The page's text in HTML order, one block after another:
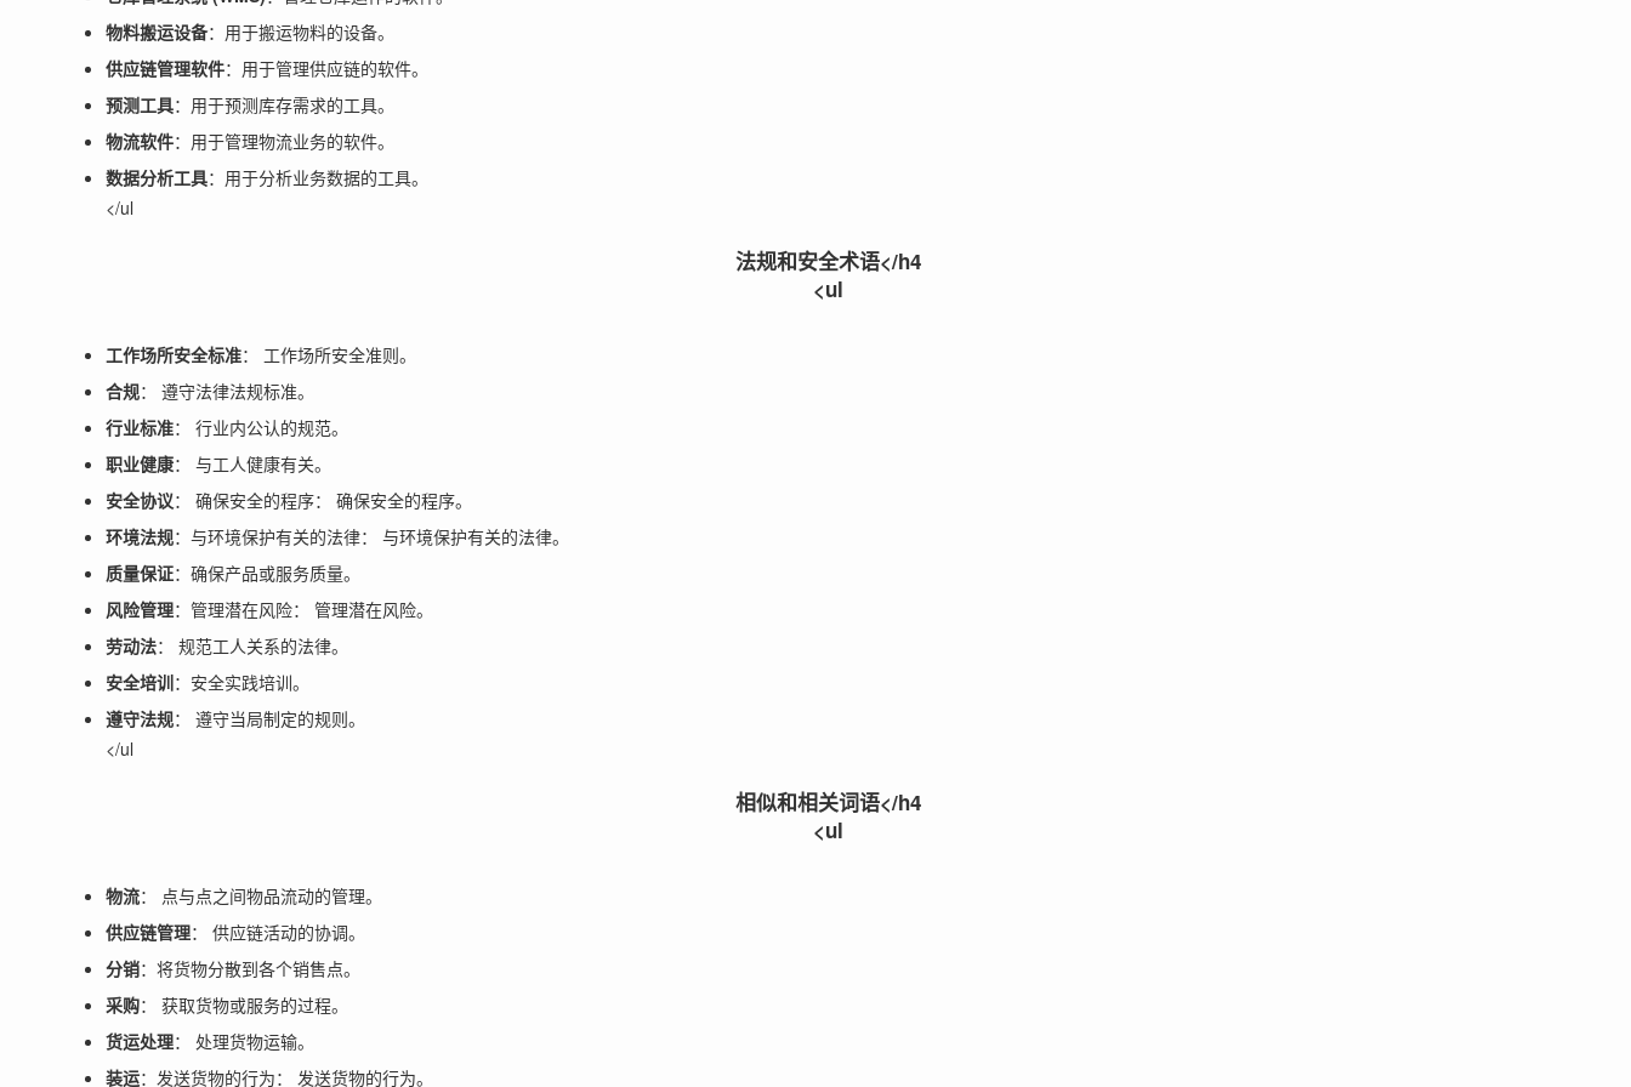
物料搬运设备：用于搬运物料的设备。
供应链管理软件：用于管理供应链的软件。
预测工具：用于预测库存需求的工具。
物流软件：用于管理物流业务的软件。
数据分析工具：用于分析业务数据的工具。
</ul
法规和安全术语</h4
<ul
工作场所安全标准： 工作场所安全准则。
合规： 遵守法律法规标准。
行业标准： 行业内公认的规范。
职业健康： 与工人健康有关。
安全协议： 确保安全的程序： 确保安全的程序。
环境法规：与环境保护有关的法律： 与环境保护有关的法律。
质量保证：确保产品或服务质量。
风险管理：管理潜在风险： 管理潜在风险。
劳动法： 规范工人关系的法律。
安全培训：安全实践培训。
遵守法规： 遵守当局制定的规则。
</ul
相似和相关词语</h4
<ul
物流： 点与点之间物品流动的管理。
供应链管理： 供应链活动的协调。
分销：将货物分散到各个销售点。
采购： 获取货物或服务的过程。
货运处理： 处理货物运输。
装运：发送货物的行为： 发送货物的行为。